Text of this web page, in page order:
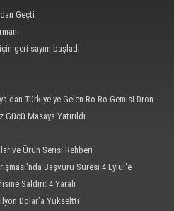
Geçti
geri sayım başladı
Türkiye'ye Gelen Ro-Ro Gemisi Dron
Masaya Yatırıldı
ve Ürün Serisi Rehberi
Başvuru Süresi 4 Eylül'e
Saldırı: 4 Yaralı
Dolar’a Yükseltti